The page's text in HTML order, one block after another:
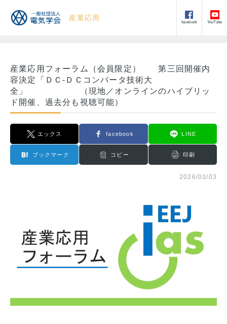
産業応用
facebook YouTube
産業応用フォーラム（会員限定） 第三回開催内
容決定「ＤＣ-ＤＣコンバータ技術大
全」 （現地／オンラインのハイブリッ
ド開催、過去分も視聴可能）
エックス facebook LINE
ブックマーク コピー 印刷
2026/03/03